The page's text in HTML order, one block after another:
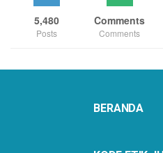
5,480
Posts
Comments
Comments
BERANDA